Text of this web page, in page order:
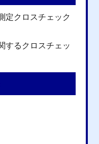
定クロスチェック
するクロスチェッ